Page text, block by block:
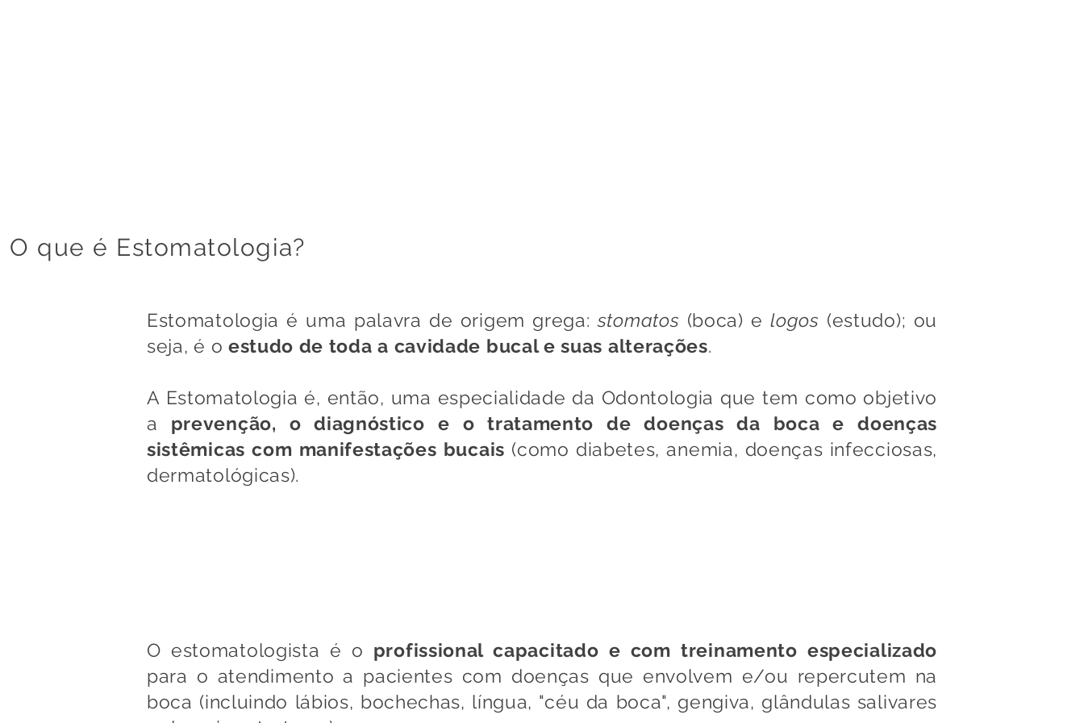
O que é Estomatologia?
Estomatologia é uma palavra de origem grega:stomatos (boca) elogos (estudo); ou
seja, é o estudo de toda a cavidade bucal e suas alterações.
A Estomatologia é, então, uma especialidade da Odontologia que tem como objetivo
a prevenção, o diagnóstico e o tratamento de doenças da boca
e doenças
sistêmicas com manifestações bucais (como diabetes, anemia, doenças infecciosas,
dermatológicas).
O estomatologista é o profissional capacitado e com treinamento especializado
para o atendimento a pacientes com doenças que envolvem e/ou repercutem na
boca (incluindo lábios, bochechas, língua, "céu da boca", gengiva, glândulas salivares